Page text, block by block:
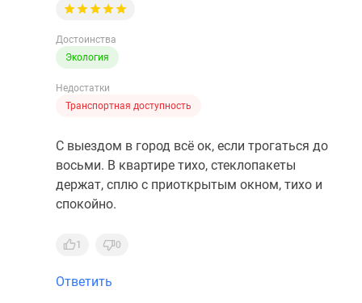
Достоинства
Экология
Недостатки
Транспортная доступность
С выездом в город всё ок, если трогаться до
восьми. В квартире тихо, стеклопакеты
держат, сплю с приоткрытым окном, тихо и
спокойно.
1 0
Ответить